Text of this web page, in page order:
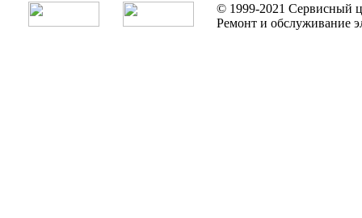
© 1999-2021 Сервисный
Ремонт и обслуживание